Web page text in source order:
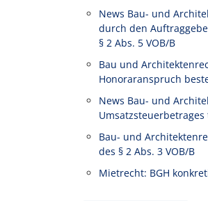
News Bau- und
durch den
§ 2 Abs. 5 VOB/B
Bau und
Honoraranspruch
News Bau- und
Bau- und
des § 2 Abs. 3 VOB/B
Mietrecht: BGH